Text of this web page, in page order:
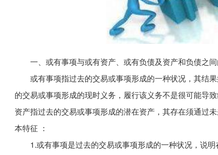
一、或有事项与或有资产、或有负债及资产和负债之
或有事项指过去的交易或事项形成的一种状况，其结
的交易或事项形成的现时义务，履行该义务不是很可能导
资产指过去的交易或事项形成的潜在资产，其存在须通过
本特征 ：
1.或有事项是过去的交易或事项形成的一种状况，说